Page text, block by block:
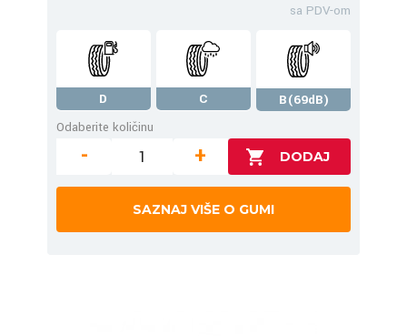
sa PDV-om
D C
B(69dB)
Odaberite količinu
- +
SAZNAJ VIŠE O GUMI